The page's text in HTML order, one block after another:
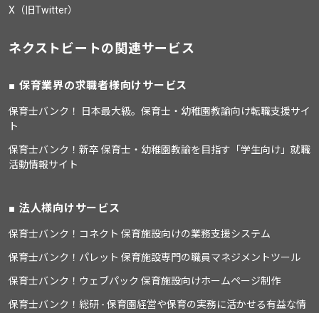
X（旧Twitter）
ネクストビートの関連サービス
保育業界の求職者様向けサービス
保育士バンク！ 日本最大級。保育士・幼稚園教諭向け転職支援サイ
ト
保育士バンク！新卒 保育士・幼稚園教諭を目指す「学生向け」就職
活動情報サイト
法人様向けサービス
保育士バンク！コネクト 保育施設向けの業務支援システム
保育士バンク！パレット 保育施設専門の職員マネジメントツール
保育士バンク！ウェブパック 保育施設向けホームページ制作
保育士バンク！総研 - 保育園経営や保育の実務に活かせる有益な情